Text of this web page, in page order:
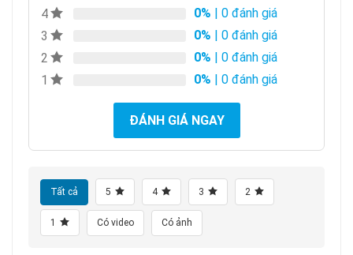
4
0% | 0 đánh giá
3
0% | 0 đánh giá
2
0% | 0 đánh giá
1
0% | 0 đánh giá
ĐÁNH GIÁ NGAY
Tất cả 5 4 3 2
1 Có video Có ảnh